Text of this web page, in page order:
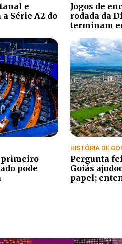
e
Série A2 do
Jogos de
rodada da
terminam
primeiro
pode
HISTÓRIA DE
Pergunta
Goiás
papel;